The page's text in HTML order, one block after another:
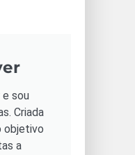
e sou
Criada
objetivo
a